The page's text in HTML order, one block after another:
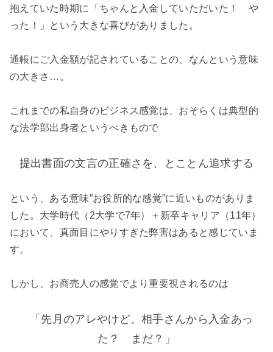
抱えていた時期に「ちゃんと入金していただいた！ や
った！」という大きな喜びがありました。
通帳にご入金額が記されていることの、なんという意味
の大きさ…。
これまでの私自身のビジネス感覚は、おそらくは典型的
な法学部出身者というべきもので
提出書面の文言の正確さを、とことん追求する
という、ある意味”お役所的な感覚”に近いものがありま
した。大学時代（2大学で7年）＋新卒キャリア（11年）
において、真面目にやりすぎた弊害はあると感じていま
す。
しかし、お商売人の感覚でより重要視されるのは
「先月のアレやけど、相手さんから入金あっ
た？ まだ？」